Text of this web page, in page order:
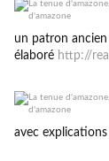
un patron
élaboré http://
avec